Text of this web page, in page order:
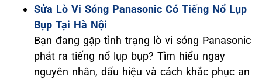
Sửa Lò Vi Sóng Panasonic Có Tiếng Nổ Lụp
Bụp Tại Hà Nội
Bạn đang gặp tình trạng lò vi sóng Panasonic
phát ra tiếng nổ lụp bụp? Tìm hiểu ngay
nguyên nhân, dấu hiệu và cách khắc phục an